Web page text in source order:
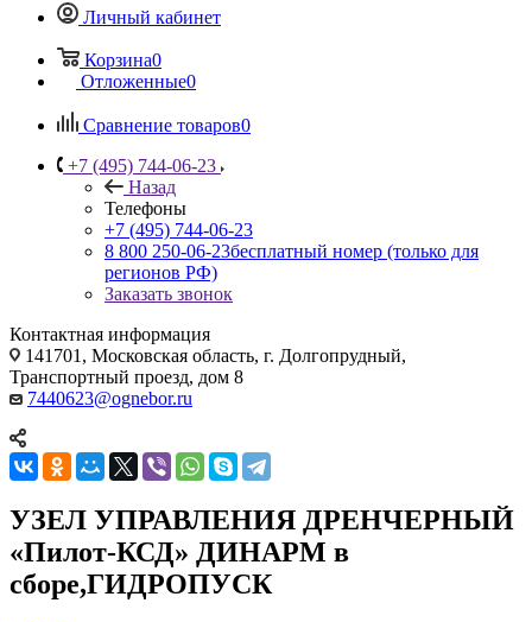
Личный кабинет
Корзина0
Отложенные0
Сравнение товаров0
+7 (495) 744-06-23
Назад
Телефоны
+7 (495) 744-06-23
8 800 250-06-23бесплатный номер (только для
регионов РФ)
Заказать звонок
Контактная информация
141701, Московская область, г. Долгопрудный,
Транспортный проезд, дом 8
7440623@ognebor.ru
УЗЕЛ УПРАВЛЕНИЯ ДРЕНЧЕРНЫЙ
«Пилот-КСД» ДИНАРМ в
сборе,ГИДРОПУСК